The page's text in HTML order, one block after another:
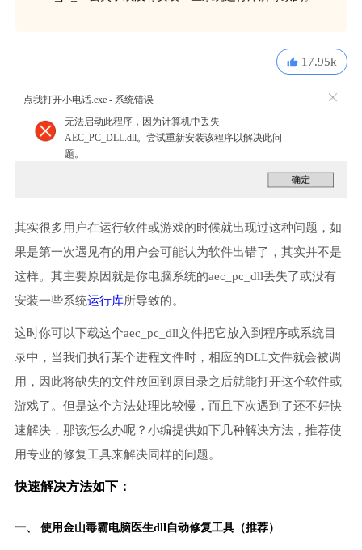
17.95k
点我打开小电话.exe - 系统错误
无法启动此程序，因为计算机中丢失
AEC_PC_DLL.dll。尝试重新安装该程序以解决此问
题。
其实很多用户在运行软件或游戏的时候就出现过这种问题，如
果是第一次遇见有的用户会可能认为软件出错了，其实并不是
这样。其主要原因就是你电脑系统的aec_pc_dll丢失了或没有
安装一些系统运行库所导致的。
这时你可以下载这个aec_pc_dll文件把它放入到程序或系统目
录中，当我们执行某个进程文件时，相应的DLL文件就会被调
用，因此将缺失的文件放回到原目录之后就能打开这个软件或
游戏了。但是这个方法处理比较慢，而且下次遇到了还不好快
速解决，那该怎么办呢？小编提供如下几种解决方法，推荐使
用专业的修复工具来解决同样的问题。
快速解决方法如下：
一、 使用金山毒霸电脑医生dll自动修复工具（推荐）